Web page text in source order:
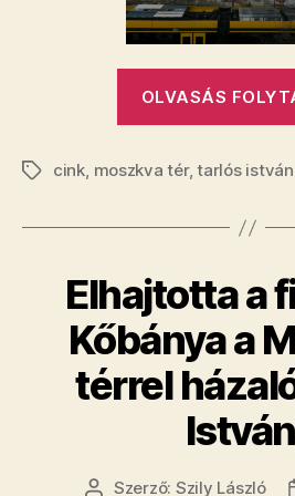
OLVASÁS
Címkék
cink, moszkva tér,tarlós istván
Elhajtotta a
Kőbánya a
térrel
Bejegyzés
Szerző: Szily László